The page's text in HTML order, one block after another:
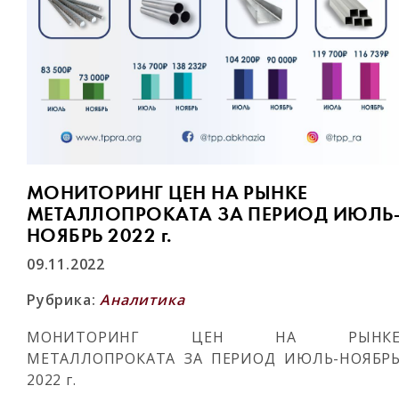
МОНИТОРИНГ ЦЕН НА РЫНКЕ
МЕТАЛЛОПРОКАТА ЗА ПЕРИОД
НОЯБРЬ 2022 г.
09.11.2022
Рубрика:Аналитика
МОНИТОРИНГ ЦЕН НА
МЕТАЛЛОПРОКАТА ЗА ПЕРИОД ИЮЛЬ-
2022 г.